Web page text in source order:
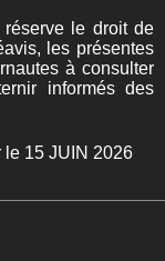
le droit de
les présentes
à consulter
informés des
15 JUIN 2026